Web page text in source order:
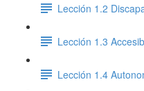
Lección 1.2
Lección 1.3
Lección 1.4